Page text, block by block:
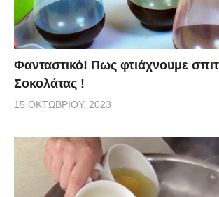
Φανταστικό! Πως φτιάχνουμε
Σοκολάτας !
15 ΟΚΤΩΒΡΊΟΥ, 2023